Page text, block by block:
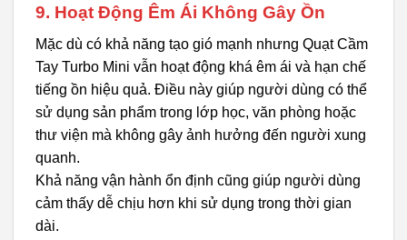
9. Hoạt Động Êm Ái Không Gây Ồn
Mặc dù có khả năng tạo gió mạnh nhưng Quạt Cầm
Tay Turbo Mini vẫn hoạt động khá êm ái và hạn chế
tiếng ồn hiệu quả. Điều này giúp người dùng có thể
sử dụng sản phẩm trong lớp học, văn phòng hoặc
thư viện mà không gây ảnh hưởng đến người xung
quanh.
Khả năng vận hành ổn định cũng giúp người dùng
cảm thấy dễ chịu hơn khi sử dụng trong thời gian
dài.